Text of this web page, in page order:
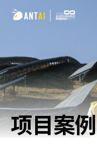
驭光-Simple
AT-Spark
彩钢瓦屋顶
项目案例